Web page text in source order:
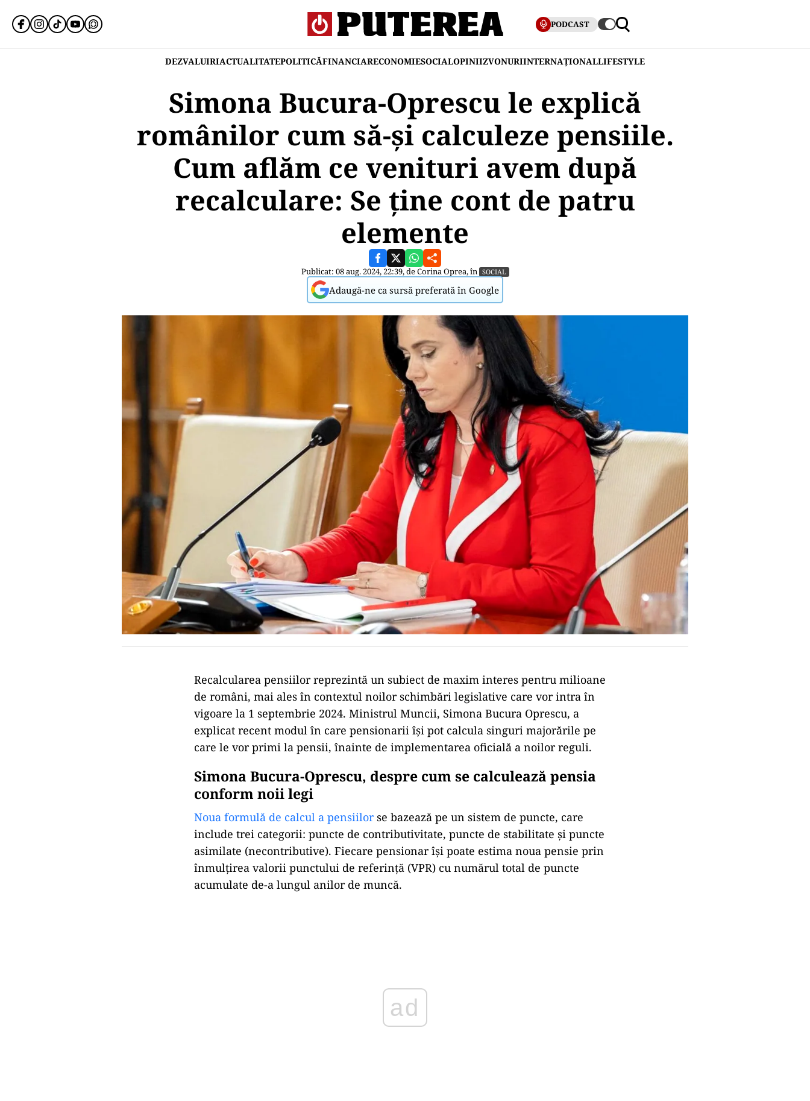
PODCAST
DEZVALUIRIACTUALITATEPOLITICĂFINANCIARECONOMIESOCIALOPINIIZVONURIINTERNAȚIONALLIFESTYLE
Simona Bucura-Oprescu le explică
românilor cum să-și calculeze pensiile.
Cum aflăm ce venituri avem după
recalculare: Se ține cont de patru
elemente
Publicat: 08 aug. 2024, 22:39, deCorina Oprea, în SOCIAL
Adaugă-ne ca sursă preferată în Google
Recalcularea pensiilor reprezintă un subiect de maxim interes pentru milioane
de români, mai ales în contextul noilor schimbări legislative care vor intra în
vigoare la 1 septembrie 2024. Ministrul Muncii, Simona Bucura Oprescu, a
explicat recent modul în care pensionarii își pot calcula singuri majorările pe
care le vor primi la pensii, înainte de implementarea oficială a noilor reguli.
Simona Bucura-Oprescu, despre cum se calculează pensia
conform noii legi
Noua formulă de calcul a pensiilorse bazează pe un sistem de puncte, care
include trei categorii: puncte de contributivitate, puncte de stabilitate și puncte
asimilate (necontributive). Fiecare pensionar își poate estima noua pensie prin
înmulțirea valorii punctului de referință (VPR) cu numărul total de puncte
acumulate de-a lungul anilor de muncă.